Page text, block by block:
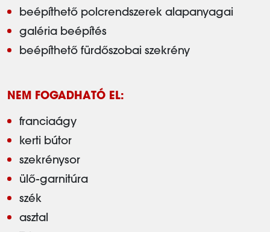
beépíthető polcrendszerek alapanyagai
galéria beépítés
beépíthető fürdőszobai szekrény
NEM FOGADHATÓ EL:
franciaágy
kerti bútor
szekrénysor
ülő-garnitúra
szék
asztal